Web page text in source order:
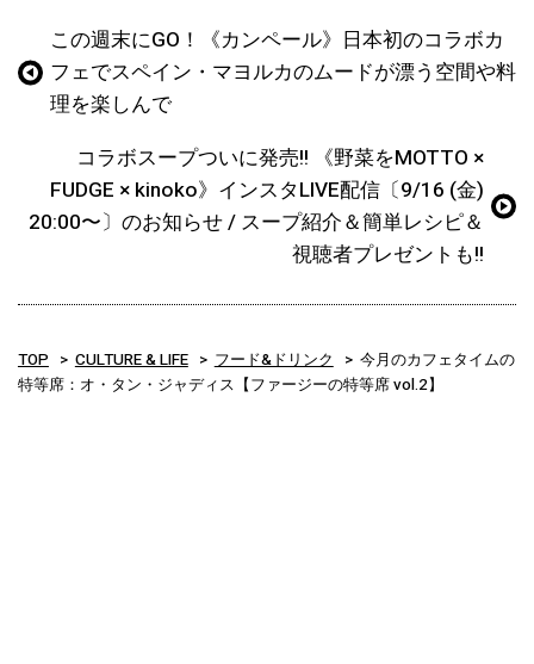
この週末にGO！《カンペール》日本初のコラボカ
フェでスペイン・マヨルカのムードが漂う空間や料
理を楽しんで
コラボスープついに発売!! 《野菜をMOTTO ×
FUDGE × kinoko》インスタLIVE配信〔9/16 (金)
20:00〜〕のお知らせ / スープ紹介＆簡単レシピ＆
視聴者プレゼントも!!
TOP CULTURE & LIFE フード&ドリンク
今月のカフェタイムの
特等席：オ・タン・ジャディス【ファージーの特等席 vol.2】